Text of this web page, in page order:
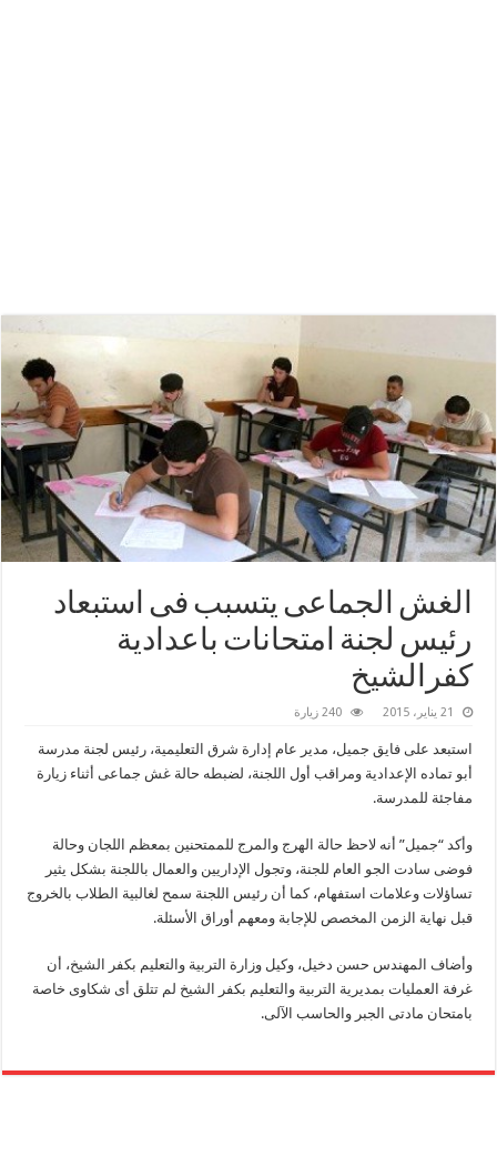
الغش الجماعى يتسبب فى استبعاد
رئيس لجنة امتحانات باعدادية
كفرالشيخ
21 يناير، 2015 240 زيارة
استبعد على فايق جميل، مدير عام إدارة شرق التعليمية، رئيس لجنة مدرسة
أبو تماده الإعدادية ومراقب أول اللجنة، لضبطه حالة غش جماعى أثناء زيارة
مفاجئة للمدرسة.
وأكد “جميل” أنه لاحظ حالة الهرج والمرج للممتحنين بمعظم اللجان وحالة
فوضى سادت الجو العام للجنة، وتجول الإداريين والعمال باللجنة بشكل يثير
تساؤلات وعلامات استفهام، كما أن رئيس اللجنة سمح لغالبية الطلاب بالخروج
قبل نهاية الزمن المخصص للإجابة ومعهم أوراق الأسئلة.
وأضاف المهندس حسن دخيل، وكيل وزارة التربية والتعليم بكفر الشيخ، أن
غرفة العمليات بمديرية التربية والتعليم بكفر الشيخ لم تتلق أى شكاوى خاصة
بامتحان مادتى الجبر والحاسب الآلى.